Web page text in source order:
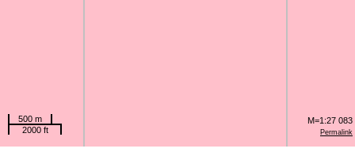
Permalink
500 m
2000 ft
M=1:27 083